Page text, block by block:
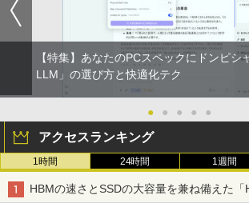
【特集】あなたのPCスペックにドンピシ
LLM」の選び方と快適化テク
● ● ● ● ●
アクセスランキング
1時間 24時間 1週間
HBMの速さとSSDの大容量を兼ね備えた「